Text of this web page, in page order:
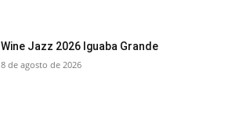
Wine Jazz 2026 Iguaba Grande
8 de agosto de 2026